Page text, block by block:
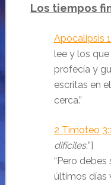
Los tiempos
Apocalipsis
lee y los
profecía y
escritas en
cerca.”
2 Timoteo 3:1
difíciles.”]
“Pero
últimos días